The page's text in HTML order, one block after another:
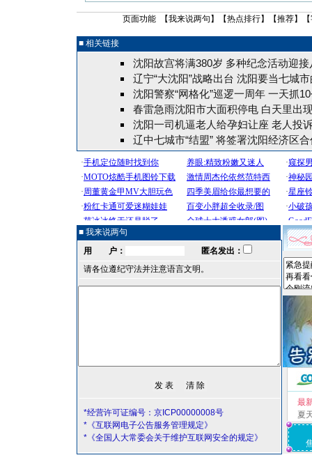
页面功能 【我来说两句 】【热点排行】【推荐】【
■ 相关链接
沈阳故宫将满380岁 多种纪念活动迎
辽宁“大沈阳”战略出台 沈阳要当七城
沈阳警察“网格化”巡逻一周年 一天抓
春雷急雨沈阳市大面积停电 白天里出现
沈阳一司机逼老人给孕妇让座 老人投
辽中七城市“结盟” 将签署沈阳经济区
■ 我来说两句
用 户：
匿名发出：
请各位遵纪守法并注意语言文明。
*经营许可证编号：京ICP00000008号
*《互联网电子公告服务管理规定》
*《全国人大常委会关于维护互联网安全的规定》
最
夏